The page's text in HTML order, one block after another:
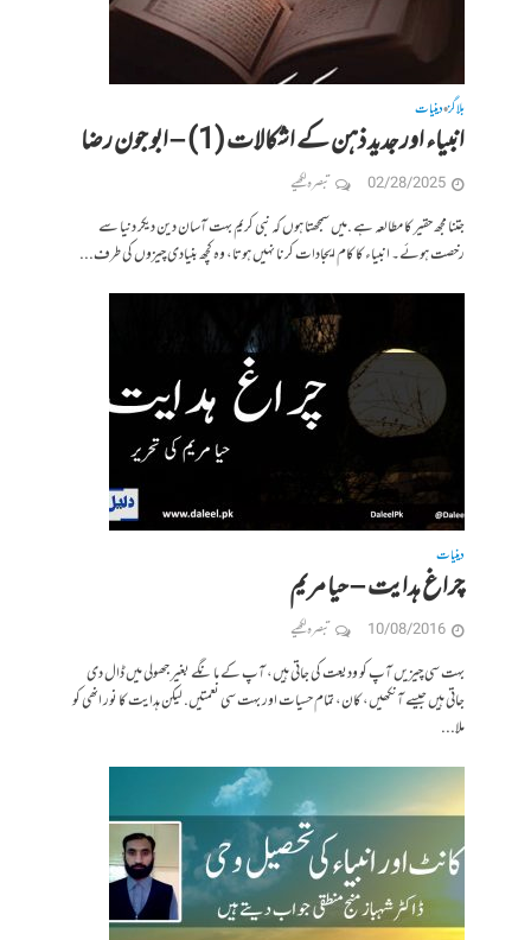
بلاگز•دینیات
انبیاء اور جدید ذہن کے اشکالات (1) – ابو جون رضا
02/28/2025 تبصرہ لکھیے
جتنا مجھ حقیر کا مطالعہ ہے .میں سمجھتا ہوں کہ نبی کریم بہت آسان دین دیکر دنیا سے
رخصت ہوئے۔ انبیاء کا کام ایجادات کرنا نہیں ہوتا، وہ کچھ بنیادی چیزوں کی طرف...
دینیات
چراغ ہدایت – حیا مریم
10/08/2016 تبصرہ لکھیے
بہت سی چیزیں آپ کو ودیعت کی جاتی ہیں، آپ کے ما نگے بغیر جھولی میں ڈال دی
جاتی ہیں جیسے آنکھیں، کان، تمام حسیات اور بہت سی نعمتیں. لیکن ہدایت کا نور انھی کو
ملا...